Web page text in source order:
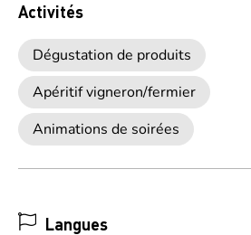
Activités
Dégustation de produits
Apéritif vigneron/fermier
Animations de soirées
Langues